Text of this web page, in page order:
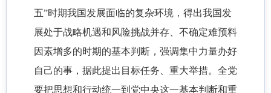
五”时期我国发展面临的复杂环境，得出我国发
展处于战略机遇和风险挑战并存、不确定难预料
因素增多的时期的基本判断，强调集中力量办好
自己的事，据此提出目标任务、重大举措。全党
要把思想和行动统一到党中央这一基本判断和重